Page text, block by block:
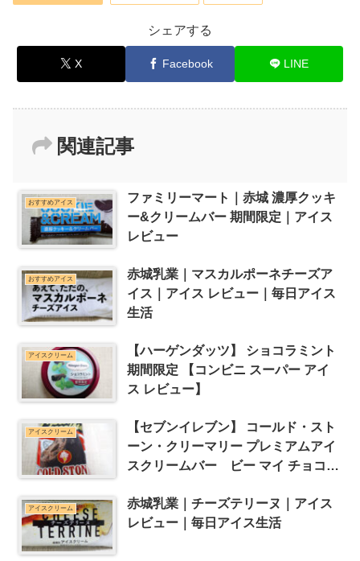
シェアする
X Facebook LINE
関連記事
おすすめアイス
ファミリーマート｜赤城 濃厚クッキ
ー&クリームバー 期間限定｜アイス
レビュー
おすすめアイス
赤城乳業｜マスカルポーネチーズア
イス｜アイス レビュー｜毎日アイス
生活
アイスクリーム
【ハーゲンダッツ】 ショコラミント
期間限定 【コンビニ スーパー アイ
ス レビュー】
アイスクリーム
【セブンイレブン】 コールド・スト
ーン・クリーマリー プレミアムアイ
スクリームバー ビー マイ チョコレ
ビュー】
アイスクリーム
赤城乳業｜チーズテリーヌ｜アイス
レビュー｜毎日アイス生活